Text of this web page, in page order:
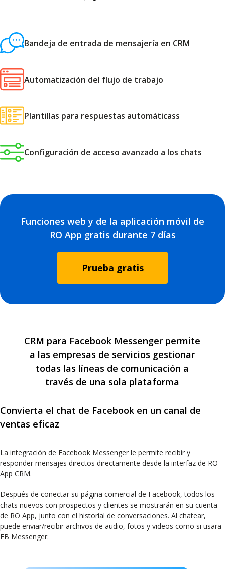
Bandeja de entrada de mensajería en CRM
Automatización del flujo de trabajo
Plantillas para respuestas automáticass
Configuración de acceso avanzado a los chats
Funciones web y de la aplicación móvil de
RO App gratis durante 7 días
Prueba gratis
CRM para Facebook Messenger permite
a las empresas de servicios gestionar
todas las líneas de comunicación a
través de una sola plataforma
Convierta el chat de Facebook en un canal de
ventas eficaz
La integración de Facebook Messenger le permite recibir y
responder mensajes directos directamente desde la interfaz de RO
App CRM.
Después de conectar su página comercial de Facebook, todos los
chats nuevos con prospectos y clientes se mostrarán en su cuenta
de RO App, junto con el historial de conversaciones. Al chatear,
puede enviar/recibir archivos de audio, fotos y videos como si usara
FB Messenger.